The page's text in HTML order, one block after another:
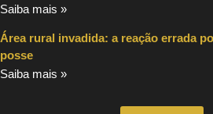
Saiba mais »
Área rural invadida: a reação errada
posse
Saiba mais »